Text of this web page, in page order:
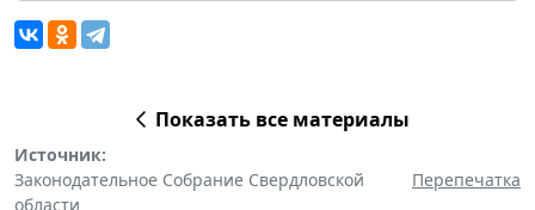
Показать все материалы
Источник:
Законодательное Собрание Свердловской
области
Перепечатка